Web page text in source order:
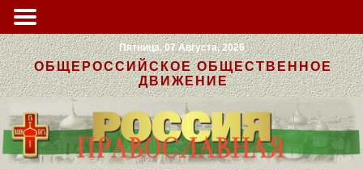
Пятница, 07 Августа, 2026
ОБЩЕРОССИЙСКОЕ ОБЩЕСТВЕННОЕ
ДВИЖЕНИЕ